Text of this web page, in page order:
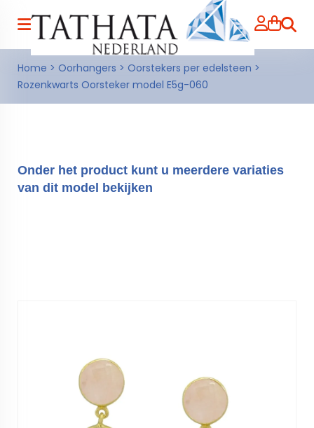
Home > Oorhangers > Oorstekers per edelsteen >
Rozenkwarts Oorsteker model E5g-060
Onder het product kunt u meerdere variaties
van dit model bekijken